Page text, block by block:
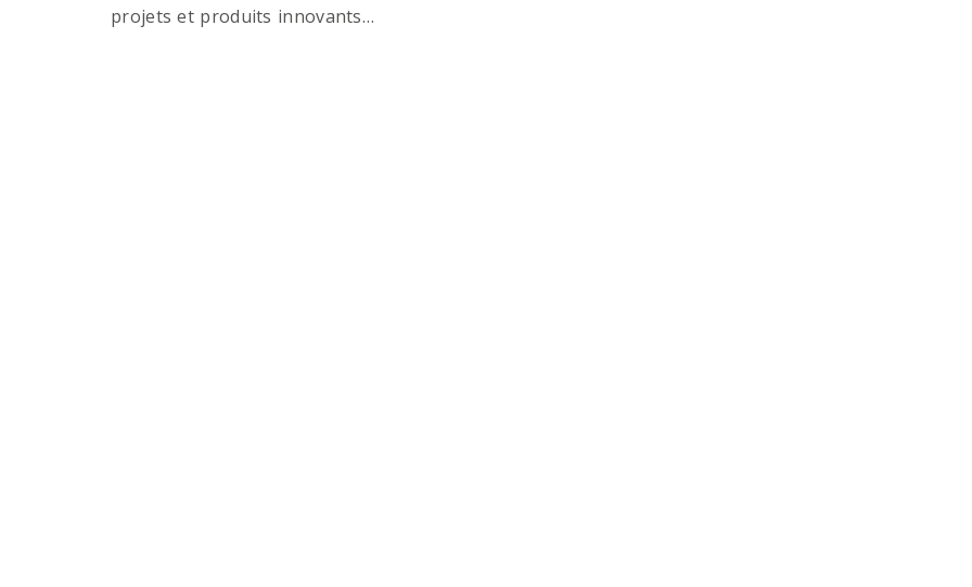
projets et produits innovants…